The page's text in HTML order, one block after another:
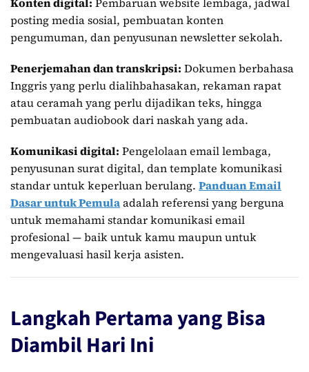
posting media sosial, pembuatan konten
pengumuman, dan penyusunan newsletter sekolah.
Penerjemahan dan transkripsi: Dokumen berbahasa
Inggris yang perlu dialihbahasakan, rekaman rapat
atau ceramah yang perlu dijadikan teks, hingga
pembuatan audiobook dari naskah yang ada.
Komunikasi digital: Pengelolaan email lembaga,
penyusunan surat digital, dan template komunikasi
standar untuk keperluan berulang. Panduan Email
Dasar untuk Pemulaadalah referensi yang berguna
untuk memahami standar komunikasi email
profesional — baik untuk kamu maupun untuk
mengevaluasi hasil kerja asisten.
Langkah Pertama yang Bisa
Diambil Hari Ini